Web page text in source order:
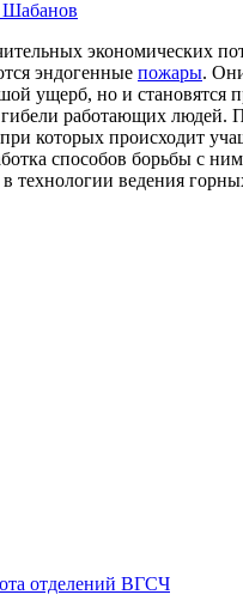
экономических
эндогенные пожары.
ущерб, но и становятся
работающих людей.
которых происходит
способов борьбы с
технологии ведения